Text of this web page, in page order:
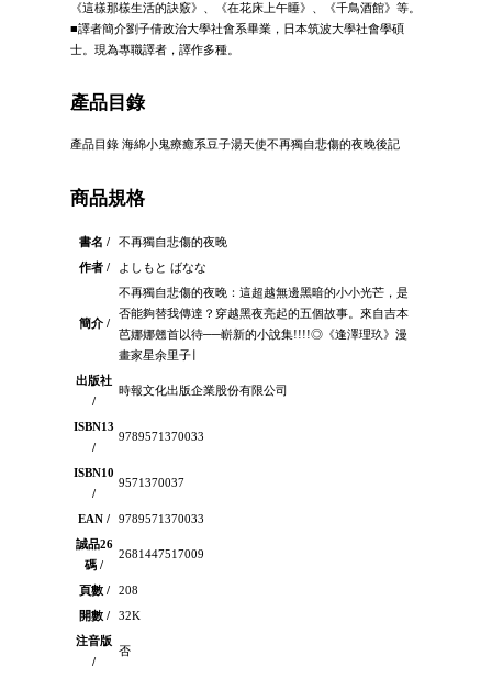
《這樣那樣生活的訣竅》、《在花床上午睡》、《千鳥酒館》等。
■譯者簡介劉子倩政治大學社會系畢業，日本筑波大學社會學碩
士。現為專職譯者，譯作多種。
產品目錄
產品目錄 海綿小鬼療癒系豆子湯天使不再獨自悲傷的夜晚後記
商品規格
書名 /
不再獨自悲傷的夜晚
作者 /
よしもと ばなな
簡介 /
不再獨自悲傷的夜晚：這超越無邊黑暗的小小光芒，是
否能夠替我傳達？穿越黑夜亮起的五個故事。來自吉本
芭娜娜翹首以待──嶄新的小說集!!!!◎《逢澤理玖》漫
畫家星余里子∣
出版社
/
時報文化出版企業股份有限公司
ISBN13
/
9789571370033
ISBN10
/
9571370037
EAN /
9789571370033
誠品26
碼 /
2681447517009
頁數 /
208
開數 /
32K
注音版
/
否